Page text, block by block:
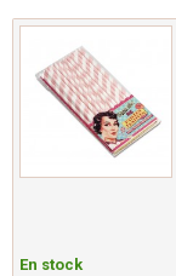
En stock